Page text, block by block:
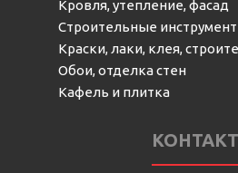
Кровля, утепление, фасад
Строительные
Краски, лаки, клея,
Обои, отделка стен
Кафель и плитка